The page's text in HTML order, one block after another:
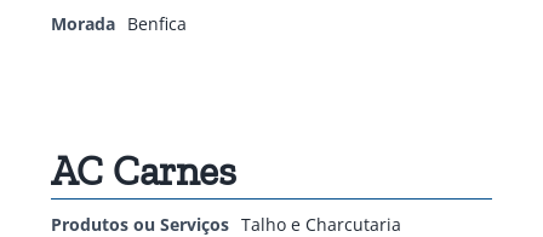
Morada Benfica
AC Carnes
Produtos ou Serviços Talho e Charcutaria